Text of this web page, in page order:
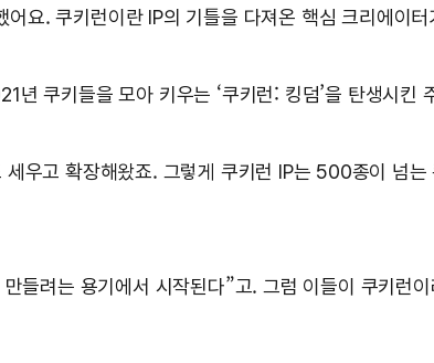
어요. 쿠키런이란 IP의 기틀을 다져온 핵심 크리에이
쿠키들을 모아 키우는 ‘쿠키런: 킹덤’을 탄생시킨
우고 확장해왔죠. 그렇게 쿠키런 IP는 500종이 넘
들려는 용기에서 시작된다”고. 그럼 이들이 쿠키런